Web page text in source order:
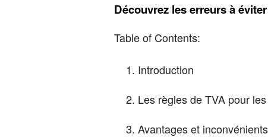
Découvrez les erreurs à
Table of Contents:
Introduction
Les règles de TVA pour
Avantages et